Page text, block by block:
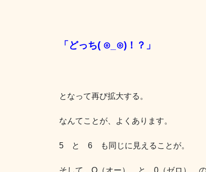
「どっち( ⊙_⊙)！？」
となって再び拡大する。
なんてことが、よくあります。
5 と 6 も同じに見えることが。